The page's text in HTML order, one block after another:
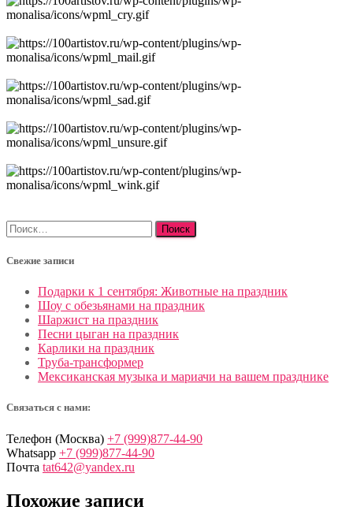
Найти:
Свежие записи
Подарки к 1 сентября: Животные на праздник
Шоу с обезьянами на праздник
Шаржист на праздник
Песни цыган на праздник
Карлики на праздник
Труба-трансформер
Мексиканская музыка и мариачи на вашем празднике
Связаться с нами:
Телефон (Москва) +7 (999)877-44-90
Whatsapp +7 (999)877-44-90
Почта tat642@yandex.ru
Похожие записи